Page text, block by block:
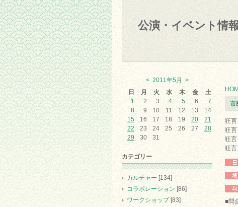
公演・イベント情
市
狂
狂
狂
狂
■問
< 2011年5月
>
日
月 火 水 木 金
土
1
2 3 4 5 6
7
8
9 10 11 12 13
14
15
16 17 18 19 20
21
22
23 24 25 26 27
28
29
30 31
カテゴリー
カルチャー [134]
コラボレーション [86]
ワークショップ[83]